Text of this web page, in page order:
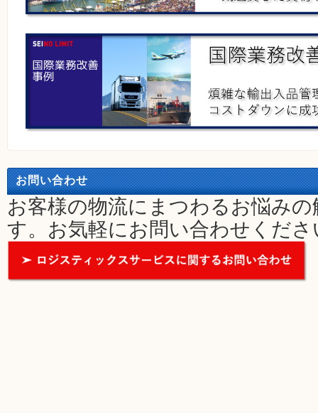
お問い合わせ
お客様の物流にまつわるお悩み
す。お気軽にお問い合わせくださ